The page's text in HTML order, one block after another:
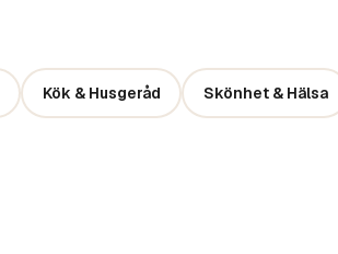
Kök & Husgeråd Skönhet & Hälsa